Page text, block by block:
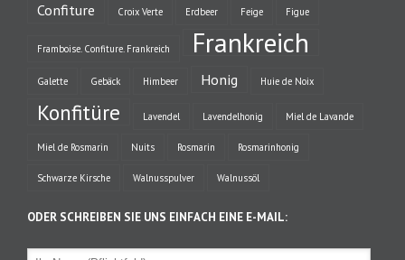
Confiture Croix Verte Erdbeer Feige Figue
Framboise. Confiture. Frankreich Frankreich
Galette Gebäck Himbeer Honig Huie de Noix
Konfitüre Lavendel Lavendelhonig Miel de Lavande
Miel de Rosmarin Nuits Rosmarin Rosmarinhonig
Schwarze Kirsche Walnusspulver Walnussöl
ODER SCHREIBEN SIE UNS EINFACH EINE E-MAIL: